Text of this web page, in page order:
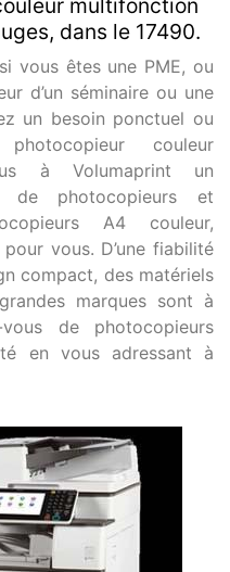
multifonction
dans le 17490.
vous êtes une PME, ou
d’un séminaire ou une
un besoin ponctuel ou
couleur
à Volumaprint un
de photocopieurs et
A4 couleur,
vous. D’une fiabilité
compact, des matériels
marques sont à
de photocopieurs
en vous adressant à